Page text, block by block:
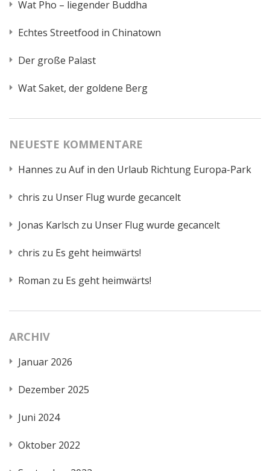
Wat Pho – liegender Buddha
Echtes Streetfood in Chinatown
Der große Palast
Wat Saket, der goldene Berg
NEUESTE KOMMENTARE
Hannes zu Auf in den Urlaub Richtung Europa-Park
chris zu Unser Flug wurde gecancelt
Jonas Karlsch zu Unser Flug wurde gecancelt
chris zu Es geht heimwärts!
Roman zu Es geht heimwärts!
ARCHIV
Januar 2026
Dezember 2025
Juni 2024
Oktober 2022